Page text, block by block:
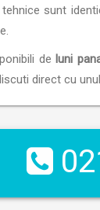
sunt
de luni
direct cu